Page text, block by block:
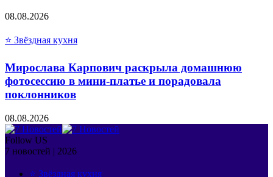
08.08.2026
⭐ Звёздная кухня
Мирослава Карпович раскрыла домашнюю
фотосессию в мини-платье и порадовала
поклонников
08.08.2026
Follow US
7 новостей | 2026
⭐ Звёздная кухня